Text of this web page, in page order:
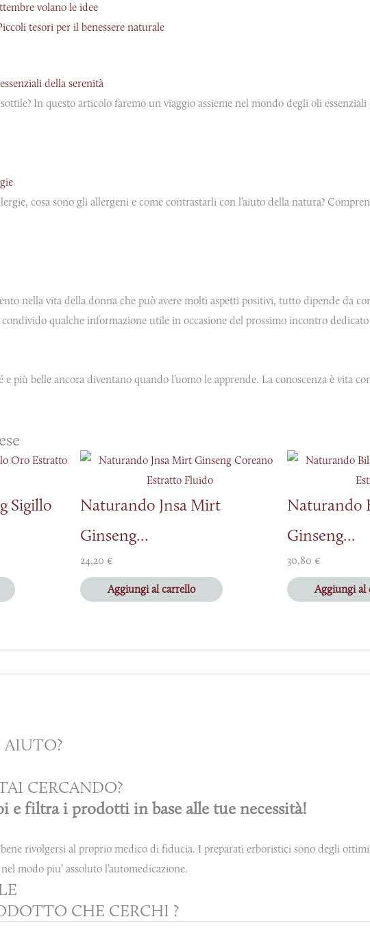
volano le idee
tesori per il benessere naturale
della serenità
sottile? In questo articolo faremo un viaggio assieme nel mondo degli oli
cosa sono gli allergeni e come contrastarli con l’aiuto della natura?
nella vita della donna che può avere molti aspetti positivi, tutto dipende da
condivido qualche informazione utile in occasione del prossimo incontro
e più belle ancora diventano quando l’uomo le apprende. La conoscenza è vita
Sigillo
Naturando Jnsa Mirt
Ginseng...
24,20 €
Aggiungi al carrello
Naturando
Ginseng...
30,80 €
Aggiungi al
CERCANDO?
e filtra i prodotti in base alle tue necessità!
bene rivolgersi al proprio medico di fiducia. I preparati erboristici sono degli
modo piu’ assoluto l’automedicazione.
CHE CERCHI ?